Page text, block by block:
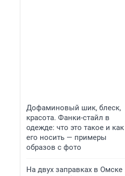
Дофаминовый шик, блеск,
красота. Фанки-стайл в
одежде: что это такое и как
его носить — примеры
образов с фото
На двух заправках в Омске